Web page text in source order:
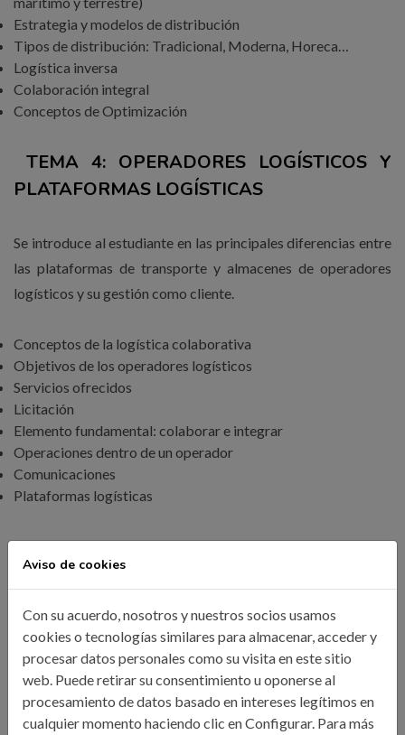
Estrategia y modelos de distribución
Tipos de distribución: Tradicional, Moderna, Horeca…
Logística inversa
Colaboración integral
Conceptos de Optimización
TEMA 4: OPERADORES LOGÍSTICOS Y
PLATAFORMAS LOGÍSTICAS
Se introduce al estudiante en las principales diferencias entre
las plataformas de transporte y almacenes de operadores
logísticos y su gestión como cliente.
Conceptos de la logística colaborativa
Objetivos de los operadores logísticos
Servicios ofrecidos
Licitación
Elemento fundamental: colaborar e integrar
Operaciones dentro de un operador
Comunicaciones
Plataformas logísticas
D. NACHO PASCUAL NADAL. Socio Director en la empresa
consultora GESPROLOG. Máster en Logística Integral
Profesional, Universidad Europea.
Aviso de cookies
Con su acuerdo, nosotros y nuestros socios usamos
cookies o tecnologías similares para almacenar, acceder y
procesar datos personales como su visita en este sitio
web. Puede retirar su consentimiento u oponerse al
procesamiento de datos basado en intereses legítimos en
cualquier momento haciendo clic en Configurar. Para más